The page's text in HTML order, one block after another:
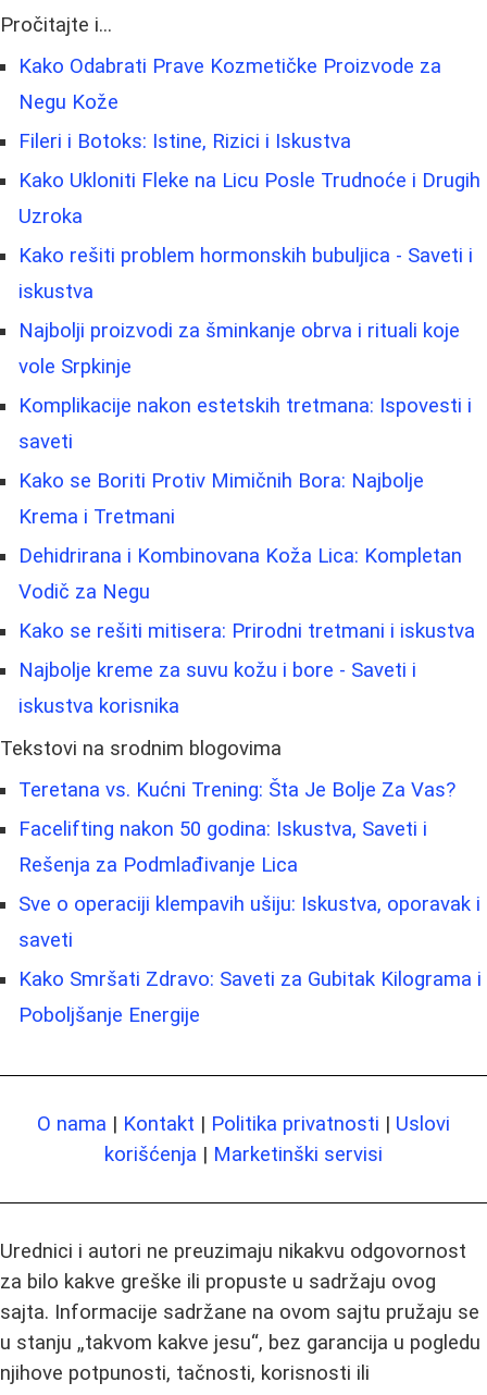
Pročitajte i...
Kako Odabrati Prave Kozmetičke Proizvode za
Negu Kože
Fileri i Botoks: Istine, Rizici i Iskustva
Kako Ukloniti Fleke na Licu Posle Trudnoće i Drugih
Uzroka
Kako rešiti problem hormonskih bubuljica - Saveti i
iskustva
Najbolji proizvodi za šminkanje obrva i rituali koje
vole Srpkinje
Komplikacije nakon estetskih tretmana: Ispovesti i
saveti
Kako se Boriti Protiv Mimičnih Bora: Najbolje
Krema i Tretmani
Dehidrirana i Kombinovana Koža Lica: Kompletan
Vodič za Negu
Kako se rešiti mitisera: Prirodni tretmani i iskustva
Najbolje kreme za suvu kožu i bore - Saveti i
iskustva korisnika
Tekstovi na srodnim blogovima
Teretana vs. Kućni Trening: Šta Je Bolje Za Vas?
Facelifting nakon 50 godina: Iskustva, Saveti i
Rešenja za Podmlađivanje Lica
Sve o operaciji klempavih ušiju: Iskustva, oporavak i
saveti
Kako Smršati Zdravo: Saveti za Gubitak Kilograma i
Poboljšanje Energije
O nama | Kontakt | Politika privatnosti | Uslovi
korišćenja | Marketinški servisi
Urednici i autori ne preuzimaju nikakvu odgovornost
za bilo kakve greške ili propuste u sadržaju ovog
sajta. Informacije sadržane na ovom sajtu pružaju se
u stanju „takvom kakve jesu“, bez garancija u pogledu
njihove potpunosti, tačnosti, korisnosti ili